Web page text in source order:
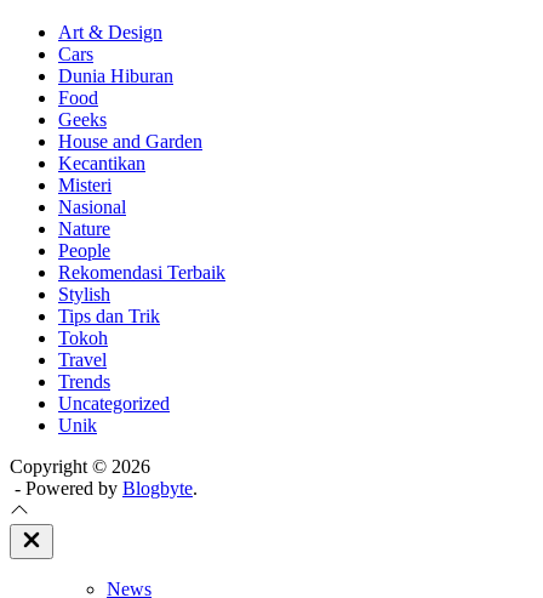
Art & Design
Cars
Dunia Hiburan
Food
Geeks
House and Garden
Kecantikan
Misteri
Nasional
Nature
People
Rekomendasi Terbaik
Stylish
Tips dan Trik
Tokoh
Travel
Trends
Uncategorized
Unik
Copyright © 2026
- Powered by Blogbyte.
Close
Off
News